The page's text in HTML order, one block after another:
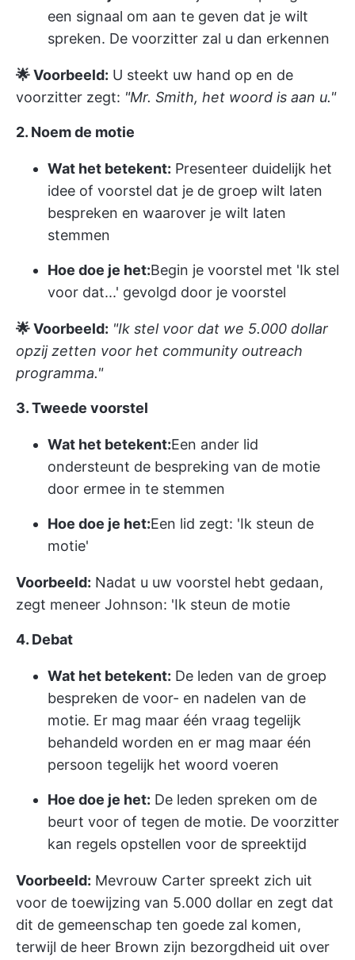
een signaal om aan te geven dat je wilt
spreken. De voorzitter zal u dan erkennen
🌟 Voorbeeld: U steekt uw hand op en de
voorzitter zegt: "Mr. Smith, het woord is aan u."
2. Noem de motie
Wat het betekent: Presenteer duidelijk het
idee of voorstel dat je de groep wilt laten
bespreken en waarover je wilt laten
stemmen
Hoe doe je het:Begin je voorstel met 'Ik stel
voor dat...' gevolgd door je voorstel
🌟 Voorbeeld: "Ik stel voor dat we 5.000 dollar
opzij zetten voor het community outreach
programma."
3. Tweede voorstel
Wat het betekent:Een ander lid
ondersteunt de bespreking van de motie
door ermee in te stemmen
Hoe doe je het:Een lid zegt: 'Ik steun de
motie'
Voorbeeld: Nadat u uw voorstel hebt gedaan,
zegt meneer Johnson: 'Ik steun de motie
4. Debat
Wat het betekent: De leden van de groep
bespreken de voor- en nadelen van de
motie. Er mag maar één vraag tegelijk
behandeld worden en er mag maar één
persoon tegelijk het woord voeren
Hoe doe je het: De leden spreken om de
beurt voor of tegen de motie. De voorzitter
kan regels opstellen voor de spreektijd
Voorbeeld: Mevrouw Carter spreekt zich uit
voor de toewijzing van 5.000 dollar en zegt dat
dit de gemeenschap ten goede zal komen,
terwijl de heer Brown zijn bezorgdheid uit over